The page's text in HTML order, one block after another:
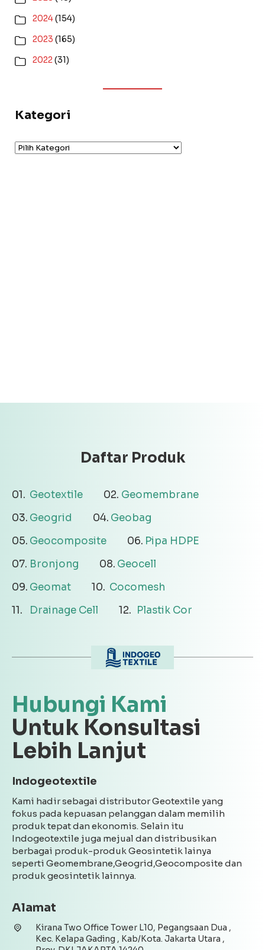
2024(154)
2023 (165)
2022(31)
Kategori
Kategori
Daftar Produk
Geotextile
Geomembrane
Geogrid
Geobag
Geocomposite
Pipa HDPE
Bronjong
Geocell
Geomat
Cocomesh
Drainage Cell
Plastik Cor
Hubungi Kami
Untuk Konsultasi
Lebih Lanjut
Indogeotextile
Kami hadir sebagai distributor Geotextile yang
fokus pada kepuasan pelanggan dalam memilih
produk tepat dan ekonomis. Selain itu
Indogeotextile juga mejual dan distribusikan
berbagai produk-produk Geosintetik lainya
seperti Geomembrane,Geogrid,Geocomposite dan
produk geosintetik lainnya.
Alamat
Kirana Two Office Tower L10, Pegangsaan Dua ,
Kec. Kelapa Gading , Kab/Kota. Jakarta Utara ,